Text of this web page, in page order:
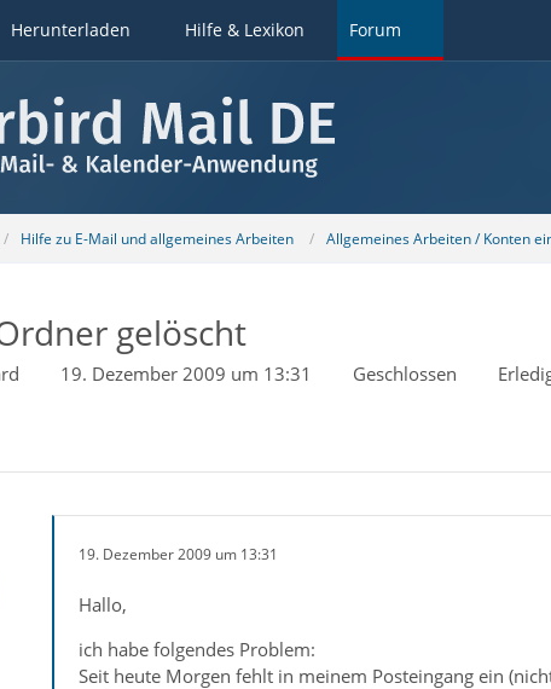
Herunterladen Hilfe & Lexikon Forum
Hilfe zu E-Mail und allgemeines Arbeiten Allgemeines Arbeiten / Konten
gelöscht
19. Dezember 2009 um 13:31 Geschlossen
19. Dezember 2009 um 13:31
Hallo,
ich habe folgendes Problem:
Seit heute Morgen fehlt in meinem Posteingang ein